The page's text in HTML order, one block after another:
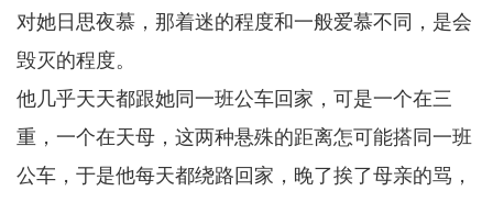
对她日思夜慕，那着迷的程度和一般爱慕不同，是会
毁灭的程度。
他几乎天天都跟她同一班公车回家，可是一个在三
重，一个在天母，这两种悬殊的距离怎可能搭同一班
公车，于是他每天都绕路回家，晚了挨了母亲的骂，